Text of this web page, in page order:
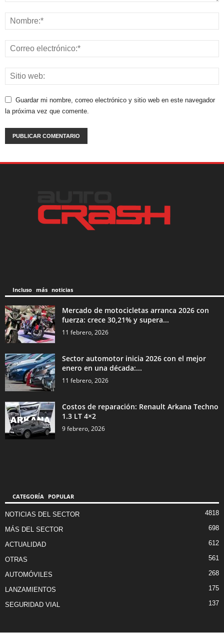
Guardar mi nombre, correo electrónico y sitio web en este navegador
la próxima vez que comente.
Incluso más noticias
Mercado de motocicletas arranca 2026 con
fuerza: crece 30,21% y supera...
11 febrero, 2026
Sector automotor inicia 2026 con el mejor
enero en una década:...
11 febrero, 2026
Costos de reparación: Renault Arkana Techno
1.3 LT 4×2
9 febrero, 2026
CATEGORÍA POPULAR
NOTICIAS DEL SECTOR 4818
MÁS DEL SECTOR 698
ACTUALIDAD 612
OTRAS 561
AUTOMÓVILES 268
LANZAMIENTOS 175
SEGURIDAD VIAL 137